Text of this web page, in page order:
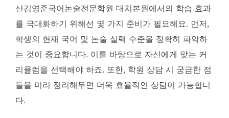
산김영준국어논술전문학원 대치본원에서의 학습 효과
를 극대화하기 위해선 몇 가지 준비가 필요해요. 먼저,
학생의 현재 국어 및 논술 실력 수준을 정확히 파악하
는 것이 중요합니다. 이를 바탕으로 자신에게 맞는 커
리큘럼을 선택해야 하죠. 또한, 학원 상담 시 궁금한 점
들을 미리 정리해두면 더욱 효율적인 상담이 가능합니
다.